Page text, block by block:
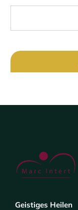
Geistiges Heilen